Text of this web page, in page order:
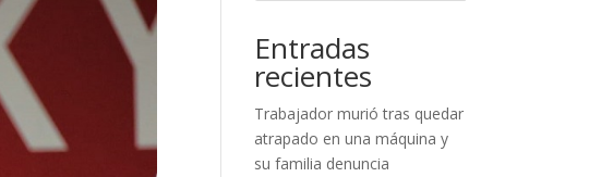
Entradas
recientes
Trabajador murió tras quedar
atrapado en una máquina y
su familia denuncia